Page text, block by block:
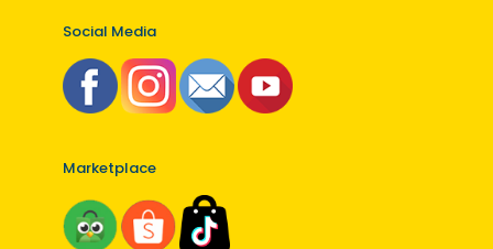
Social Media
Marketplace